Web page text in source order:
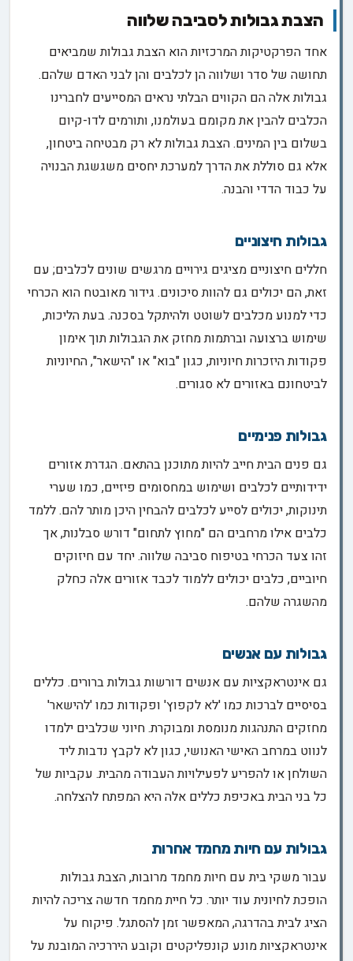
הצבת גבולות לסביבה שלווה
אחד הפרקטיקות המרכזיות הוא הצבת גבולות שמביאים
תחושה של סדר ושלווה הן לכלבים והן לבני האדם שלהם.
גבולות אלה הם הקווים הבלתי נראים המסייעים לחברינו
הכלבים להבין את מקומם בעולמנו, ותורמים לדו-קיום
בשלום בין המינים. הצבת גבולות לא רק מבטיחה ביטחון,
אלא גם סוללת את הדרך למערכת יחסים משגשגת הבנויה
על כבוד הדדי והבנה.
גבולות חיצוניים
חללים חיצוניים מציגים גירויים מרגשים שונים לכלבים; עם
זאת, הם יכולים גם להוות סיכונים. גידור מאובטח הוא הכרחי
כדי למנוע מכלבים לשוטט ולהיתקל בסכנה. בעת הליכות,
שימוש ברצועה וברתמות מחזק את הגבולות תוך אימון
פקודות היזכרות חיוניות, כגון "בוא" או "הישאר", החיוניות
לביטחונם באזורים לא סגורים.
גבולות פנימיים
גם פנים הבית חייב להיות מתוכנן בהתאם. הגדרת אזורים
ידידותיים לכלבים ושימוש במחסומים פיזיים, כמו שערי
תינוקות, יכולים לסייע לכלבים להבחין היכן מותר להם. ללמד
כלבים אילו מרחבים הם "מחוץ לתחום" דורש סבלנות, אך
זהו צעד הכרחי בטיפוח סביבה שלווה. יחד עם חיזוקים
חיוביים, כלבים יכולים ללמוד לכבד אזורים אלה כחלק
מהשגרה שלהם.
גבולות עם אנשים
גם אינטראקציות עם אנשים דורשות גבולות ברורים. כללים
בסיסיים לברכות כמו 'לא לקפוץ' ופקודות כמו 'להישאר'
מחזקים התנהגות מנומסת ומבוקרת. חיוני שכלבים ילמדו
לנווט במרחב האישי האנושי, כגון לא לקבץ נדבות ליד
השולחן או להפריע לפעילויות העבודה מהבית. עקביות של
כל בני הבית באכיפת כללים אלה היא המפתח להצלחה.
גבולות עם חיות מחמד אחרות
עבור משקי בית עם חיות מחמד מרובות, הצבת גבולות
הופכת לחיונית עוד יותר. כל חיית מחמד חדשה צריכה להיות
הציג לבית בהדרגה, המאפשר זמן להסתגל. פיקוח על
אינטראקציות מונע קונפליקטים וקובע היררכיה המובנת על